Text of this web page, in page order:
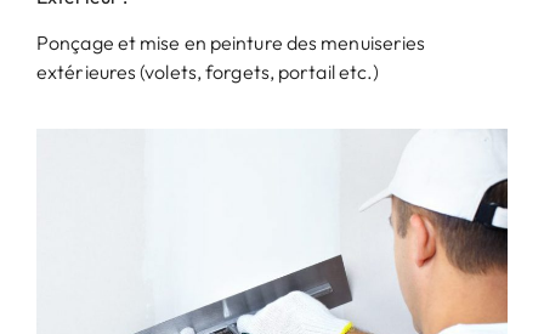
Ponçage et mise en peinture des menuiseries
extérieures (volets, forgets, portail etc.)